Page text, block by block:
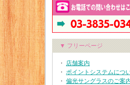
▼ フリーページ
・ 店舗案内
・ ポイントシステムにつ
・ 偏光サングラスのご案